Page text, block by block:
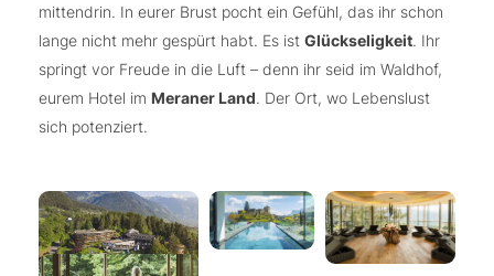
mittendrin. In eurer Brust pocht ein Gefühl, das ihr schon
lange nicht mehr gespürt habt. Es ist Glückseligkeit. Ihr
springt vor Freude in die Luft – denn ihr seid im Waldhof,
eurem Hotel im Meraner Land. Der Ort, wo Lebenslust
sich potenziert.